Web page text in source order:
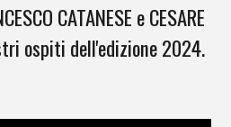
CATANESE e CESARE
i ospiti dell'edizione 2024.